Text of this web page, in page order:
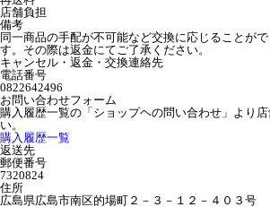
店舗負担
備考
同一商品の手配が不可能など交換に応じることが
す。その際は返金にてご了承ください。
キャンセル・返金・交換連絡先
電話番号
0822642496
お問い合わせフォーム
購入履歴一覧の「ショップヘの問い合わせ」より
い。
購入履歴一覧
返送先
郵便番号
7320824
住所
広島県広島市南区的場町２－３－１２－４０３号